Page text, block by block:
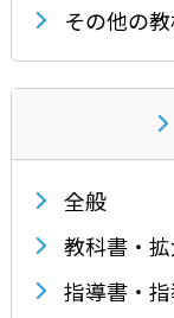
その他の
全般
教科書・
指導書・